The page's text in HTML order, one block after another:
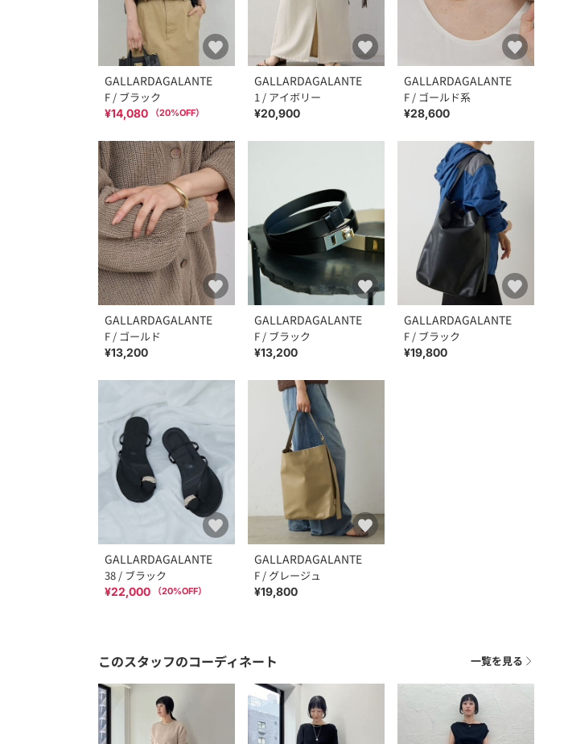
GALLARDAGALANTE
F / ブラック
¥14,080 （20%OFF）
GALLARDAGALANTE
1 / アイボリー
¥20,900
GALLARDAGALANTE
F / ゴールド系
¥28,600
GALLARDAGALANTE
F / ゴールド
¥13,200
GALLARDAGALANTE
F / ブラック
¥13,200
GALLARDAGALANTE
F / ブラック
¥19,800
GALLARDAGALANTE
38 / ブラック
¥22,000 （20%OFF）
GALLARDAGALANTE
F / グレージュ
¥19,800
このスタッフのコーディネート 一覧を見る